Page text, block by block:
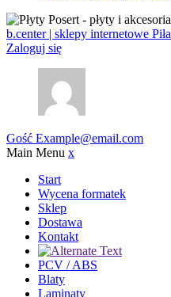
b.center | sklepy internetowe Piła
Zaloguj się
Gość Example@email.com
Main Menu x
Start
Wycena formatek
Sklep
Dostawa
Kontakt
PCV / ABS
Blaty
Laminaty